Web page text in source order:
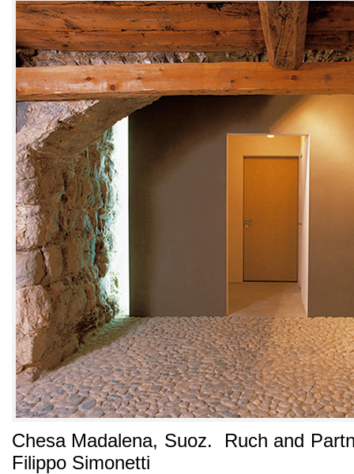
Chesa Madalena, Suoz.
Ruch and
Filippo Simonetti